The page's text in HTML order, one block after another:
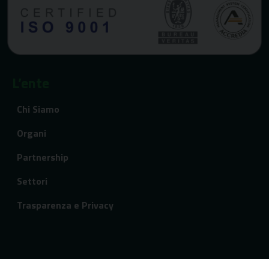
Chi Siamo
Organi
Partnership
Settori
Trasparenza e Privacy